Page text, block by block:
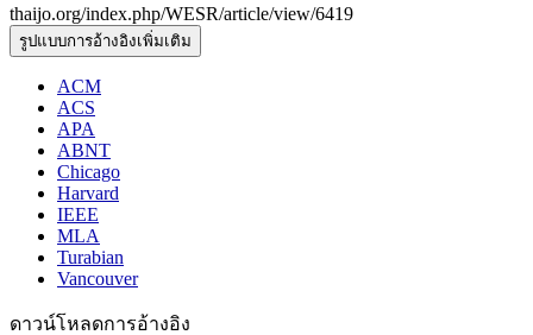
thaijo.org/index.php/WESR/article/view/6419
รูปแบบการอ้างอิงเพิ่มเติม
ACM
ACS
APA
ABNT
Chicago
Harvard
IEEE
MLA
Turabian
Vancouver
ดาวน์โหลดการอ้างอิง